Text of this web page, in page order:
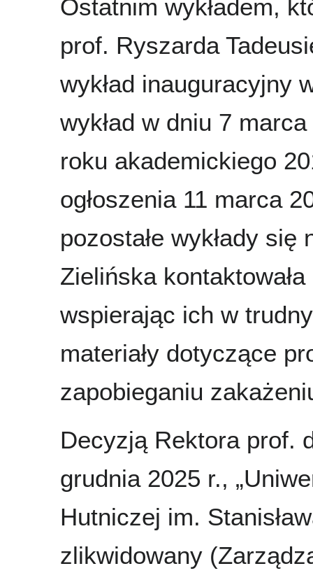
Ostatnim wykładem,
prof. Ryszarda
wykład inauguracyjny
wykład w dniu 7
roku akademickiego
ogłoszenia 11 marca
pozostałe wykłady
Zielińska
wspierając ich w
materiały dotyczące
zapobieganiu
Decyzją Rektora prof.
grudnia 2025 r.,
Hutniczej im.
zlikwidowany